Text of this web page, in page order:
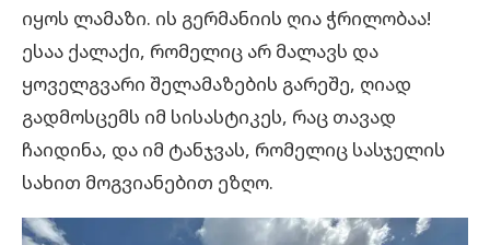
იყოს ლამაზი. ის გერმანიის ღია ჭრილობაა!
ესაა ქალაქი, რომელიც არ მალავს და
ყოველგვარი შელამაზების გარეშე, ღიად
გადმოსცემს იმ სისასტიკეს, რაც თავად
ჩაიდინა, და იმ ტანჯვას, რომელიც სასჯელის
სახით მოგვიანებით ეზღო.